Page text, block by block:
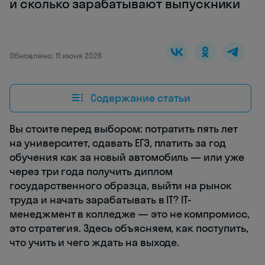
и сколько зарабатывают выпускники
Обновлено: 11 июня 2026
Содержание статьи
Вы стоите перед выбором: потратить пять лет
на университет, сдавать ЕГЭ, платить за год
обучения как за новый автомобиль — или уже
через три года получить диплом
государственного образца, выйти на рынок
труда и начать зарабатывать в IT? IT-
менеджмент в колледже — это не компромисс,
это стратегия. Здесь объясняем, как поступить,
что учить и чего ждать на выходе.